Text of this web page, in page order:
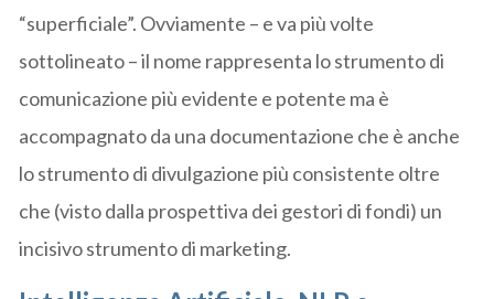
“superficiale”. Ovviamente – e va più volte
sottolineato – il nome rappresenta lo strumento di
comunicazione più evidente e potente ma è
accompagnato da una documentazione che è anche
lo strumento di divulgazione più consistente oltre
che (visto dalla prospettiva dei gestori di fondi) un
incisivo strumento di marketing.